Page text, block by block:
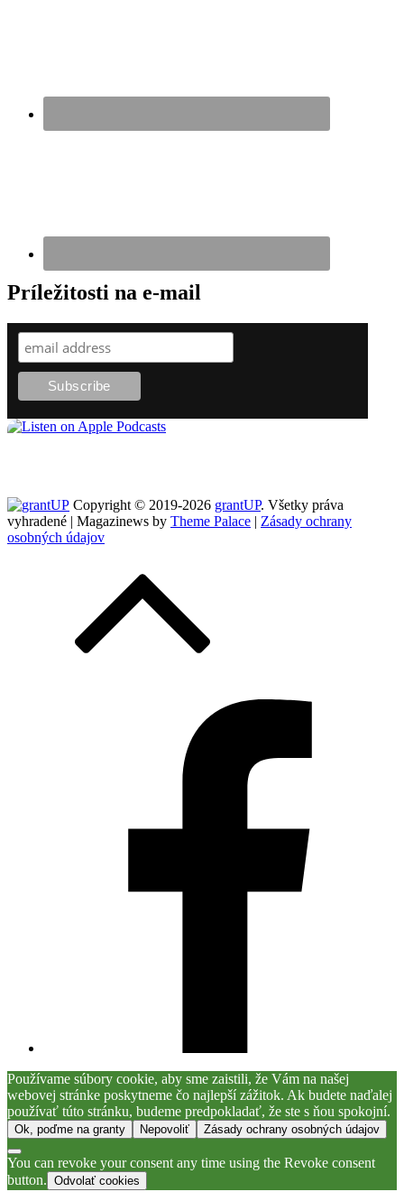
Príležitosti na e-mail
Copyright © 2019-2026 grantUP. Všetky práva
vyhradené | Magazinews by Theme Palace | Zásady ochrany
osobných údajov
Používame súbory cookie, aby sme zaistili, že Vám na našej
webovej stránke poskytneme čo najlepší zážitok. Ak budete naďalej
používať túto stránku, budeme predpokladať, že ste s ňou spokojní.
Ok, poďme na granty Nepovoliť Zásady ochrany osobných údajov
You can revoke your consent any time using the Revoke consent
button. Odvolať cookies